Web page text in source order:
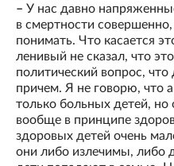
– У нас давно
в смертности
понимать. Что касается
ленивый не сказал, что
политический вопрос,
причем. Я не говорю, что
только больных детей, но
вообще в принципе
здоровых детей очень
они либо излечимы, либо